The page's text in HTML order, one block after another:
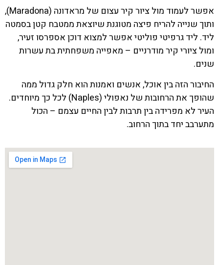
אפשר לעמוד מול ציור קיר עצום של מראדונה (Maradona),
ותוך שנייה להריח פיצה מטוגנת שיוצאת ממטבח קטן בסמטה
ליד. ליד גרפיטי פוליטי אפשר למצוא דוכן אספרסו זעיר,
ומול ציורי קיר מודרניים – מאפייה משפחתית בת עשרות
שנים.
החיבור הזה בין אוכל, אנשים ואמנות הוא חלק גדול ממה
שהופך את הרחובות של נאפולי (Naples) לכל כך מיוחדים.
העיר לא מפרידה בין תרבות לבין החיים עצמם – הכול
מתערבב יחד בתוך הרחוב.